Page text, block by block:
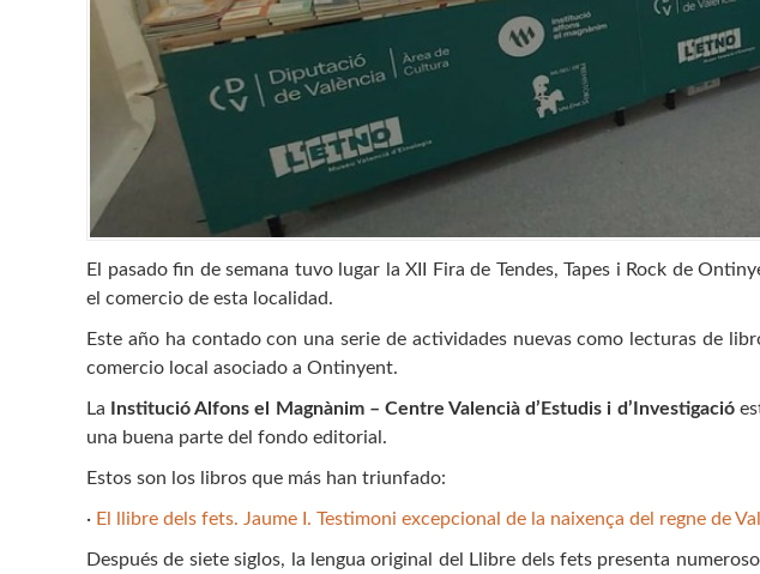
El pasado fin de semana tuvo lugar la XII Fira de Tendes, Tapes i Rock de
el comercio de esta localidad.
Este año ha contado con una serie de actividades nuevas como lecturas de
comercio local asociado a Ontinyent.
La Institució Alfons el Magnànim – Centre Valencià d’Estudis i d’Investigació
una buena parte del fondo editorial.
Estos son los libros que más han triunfado:
· El llibre dels fets. Jaume I. Testimoni excepcional de la naixença del regne de
Después de siete siglos, la lengua original del Llibre dels fets presenta